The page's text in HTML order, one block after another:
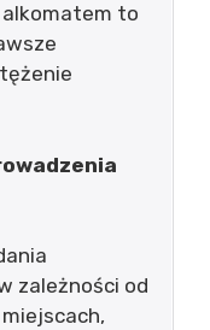
to
zależności od